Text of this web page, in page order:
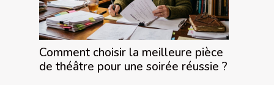
Comment choisir la meilleure pièce
de théâtre pour une soirée réussie ?